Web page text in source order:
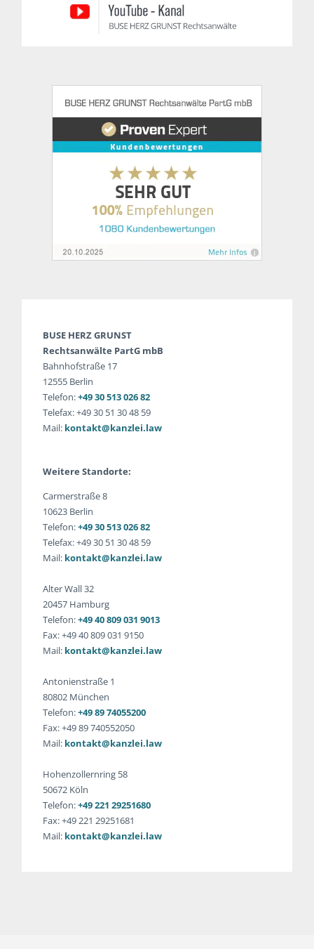
BUSE HERZ GRUNST
Rechtsanwälte PartG mbB
Bahnhofstraße 17
12555 Berlin
Telefon:+49 30 513 026 82
Telefax: +49 30 51 30 48 59
Mail: kontakt@kanzlei.law
Weitere Standorte:
Carmerstraße 8
10623 Berlin
Telefon:+49 30 513 026 82
Telefax: +49 30 51 30 48 59
Mail: kontakt@kanzlei.law
Alter Wall 32
20457 Hamburg
Telefon:+49 40 809 031 9013
Fax: +49 40 809 031 9150
Mail: kontakt@kanzlei.law
Antonienstraße 1
80802 München
Telefon:+49 89 74055200
Fax: +49 89 740552050
Mail: kontakt@kanzlei.law
Hohenzollernring 58
50672 Köln
Telefon:+49 221 29251680
Fax: +49 221 29251681
Mail: kontakt@kanzlei.law